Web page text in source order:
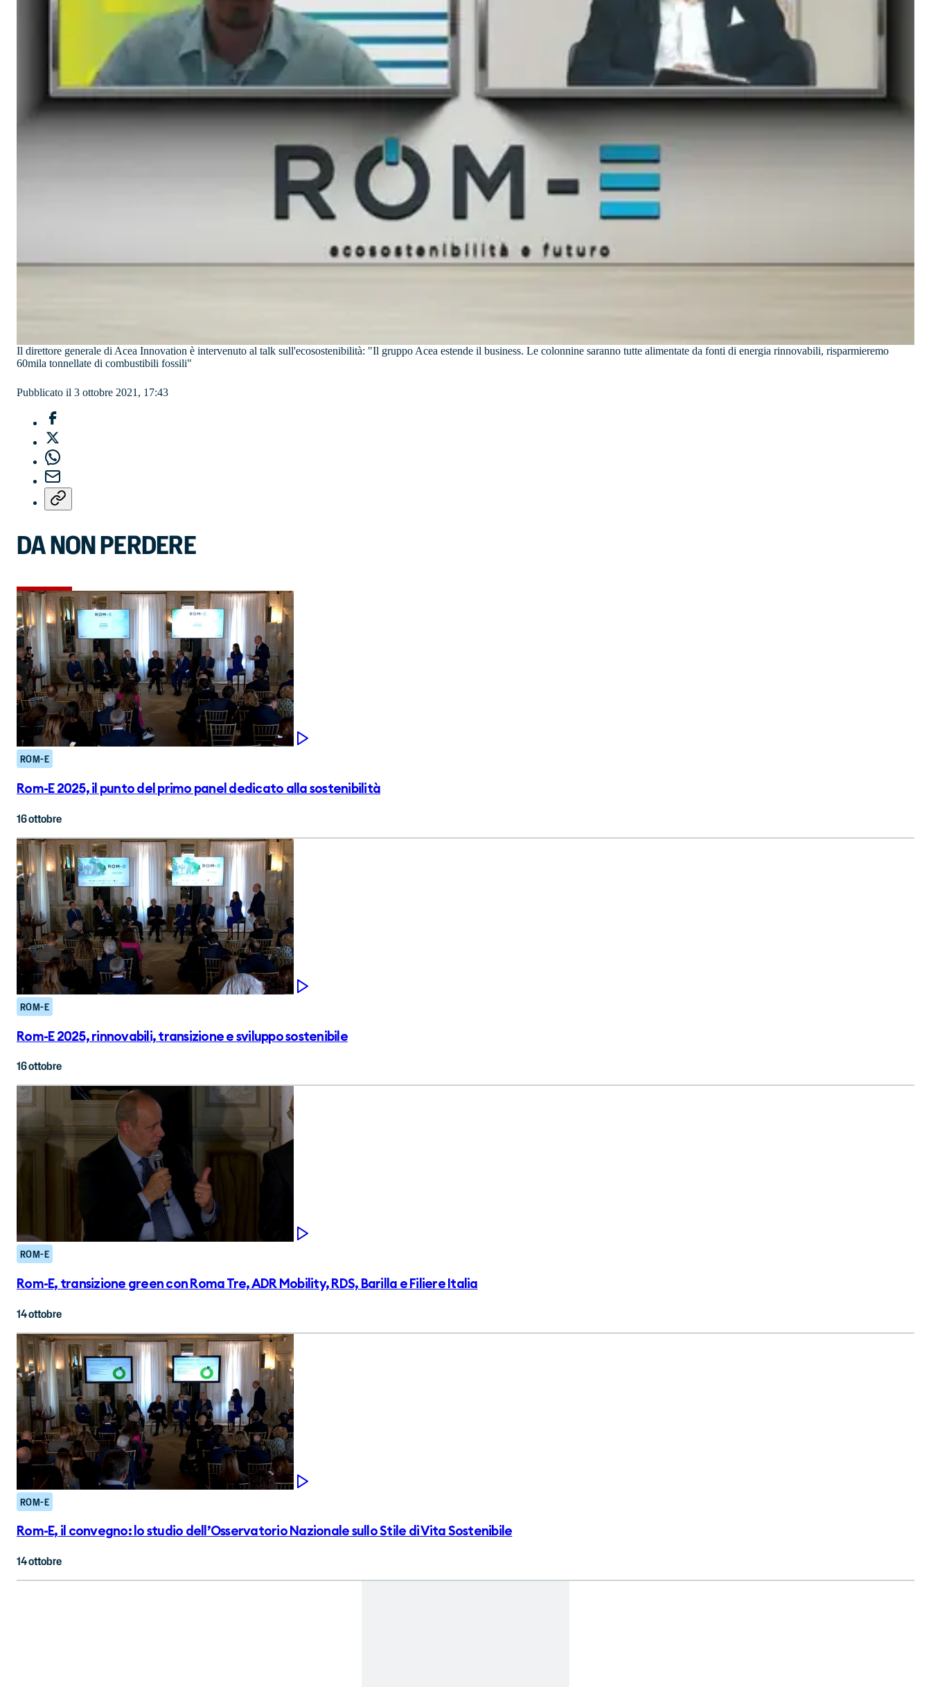
Il direttore generale di Acea Innovation è intervenuto al talk sull'ecosostenibilità: "Il gruppo Acea estende il business. Le colonnine saranno tutte alimentate da fonti di energia rinnovabili, risparmieremo
60mila tonnellate di combustibili fossili"
Pubblicato il 3 ottobre 2021, 17:43
DA NON PERDERE
ROM-E
Rom-E 2025, il punto del primo panel dedicato alla sostenibilità
16 ottobre
ROM-E
Rom-E 2025, rinnovabili, transizione e sviluppo sostenibile
16 ottobre
ROM-E
Rom-E, transizione green con Roma Tre, ADR Mobility, RDS, Barilla e Filiere Italia
14 ottobre
ROM-E
Rom-E, il convegno: lo studio dell’Osservatorio Nazionale sullo Stile di Vita Sostenibile
14 ottobre